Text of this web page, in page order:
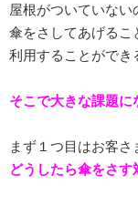
屋根がついていない
傘をさしてあげるこ
利用することができ
そこで大きな課題に
まず１つ目はお客さ
どうしたら傘をさ